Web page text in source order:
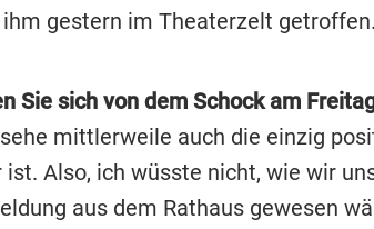
gestern im Theaterzelt
Sie sich von dem Schock am
sehe mittlerweile auch die einzig
ist. Also, ich wüsste nicht, wie wir
aus dem Rathaus gewesen